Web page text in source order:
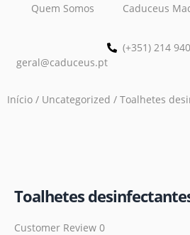
Quem Somos Caduceus
(+351) 214
geral@caduceus.pt
Início / Uncategorized / Toalhetes
Toalhetes
Customer Review 0